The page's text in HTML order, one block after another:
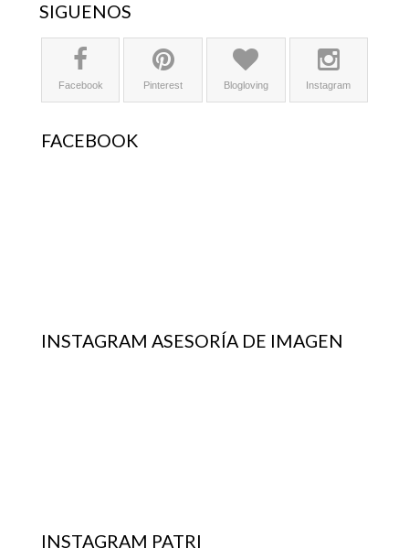
SÍGUENOS
Facebook Pinterest Blogloving Instagram
FACEBOOK
INSTAGRAM ASESORÍA DE IMAGEN
INSTAGRAM PATRI